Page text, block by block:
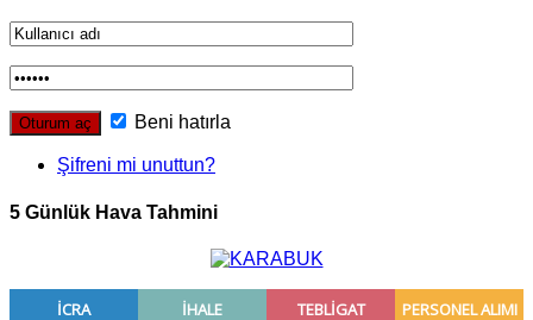
Beni hatırla
Şifreni mi unuttun?
5 Günlük Hava Tahmini